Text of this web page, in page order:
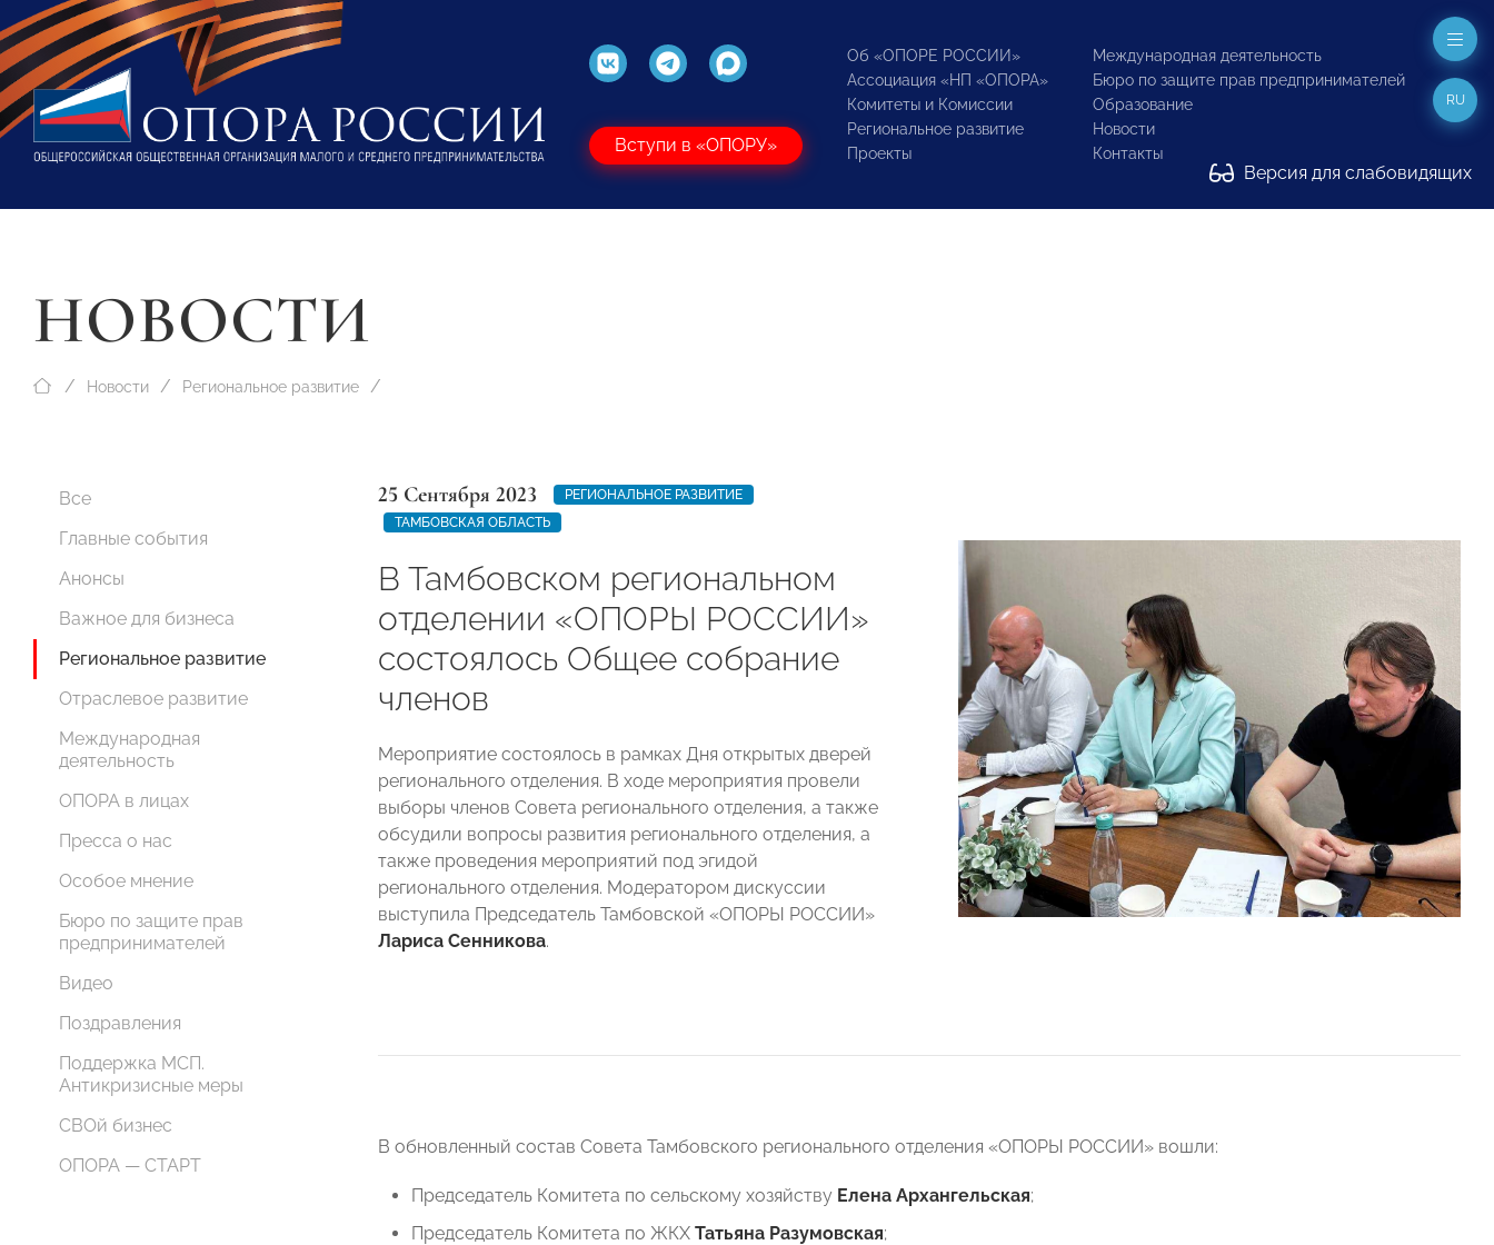
Вступи в «ОПОРУ»
Об «ОПОРЕ РОССИИ»
Ассоциация «НП «ОПОРА»
Комитеты и Комиссии
Региональное развитие
Проекты
Международная деятельность
Бюро по защите прав предпринимателей
Образование
Новости
Контакты
Версия для слабовидящих
RU
НОВОСТИ
Новости Региональное развитие
Все
Главные события
Анонсы
Важное для бизнеса
Региональное развитие
Отраслевое развитие
Международная
деятельность
ОПОРА в лицах
Пресса о нас
Особое мнение
Бюро по защите прав
предпринимателей
Видео
Поздравления
Поддержка МСП.
Антикризисные меры
СВОй бизнес
ОПОРА — СТАРТ
25 Сентября 2023
РЕГИОНАЛЬНОЕ РАЗВИТИЕ
ТАМБОВСКАЯ ОБЛАСТЬ
В Тамбовском региональном
отделении «ОПОРЫ РОССИИ»
состоялось Общее собрание
членов
Мероприятие состоялось в рамках Дня открытых дверей
регионального отделения. В ходе мероприятия провели
выборы членов Совета регионального отделения, а также
обсудили вопросы развития регионального отделения, а
также проведения мероприятий под эгидой
регионального отделения. Модератором дискуссии
выступила Председатель Тамбовской «ОПОРЫ РОССИИ»
Лариса Сенникова.
В обновленный состав Совета Тамбовского регионального отделения «ОПОРЫ РОССИИ» вошли:
Председатель Комитета по сельскому хозяйству Елена Архангельская;
Председатель Комитета по ЖКХ Татьяна Разумовская;